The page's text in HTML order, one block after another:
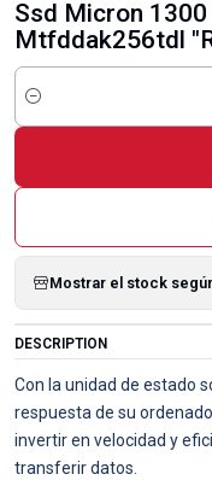
Ssd Micron
Mtfddak256tdl
Cantidad
Mostrar el stock
DESCRIPTION
Con la unidad de estado
respuesta de su
invertir en velocidad y
transferir datos.